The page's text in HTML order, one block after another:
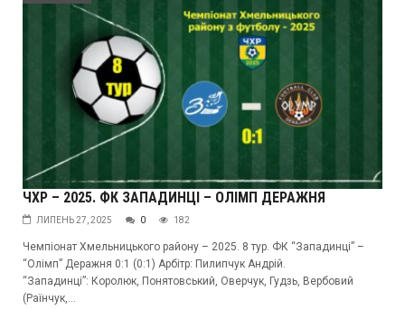
ЧХР – 2025. ФК ЗАПАДИНЦІ – ОЛІМП ДЕРАЖНЯ
ЛИПЕНЬ 27, 2025 0 182
Чемпіонат Хмельницького району – 2025. 8 тур. ФК “Западинці” –
“Олімп” Деражня 0:1 (0:1) Арбітр: Пилипчук Андрій.
“Западинці”: Королюк, Понятовський, Оверчук, Гудзь, Вербовий
(Раїнчук,...